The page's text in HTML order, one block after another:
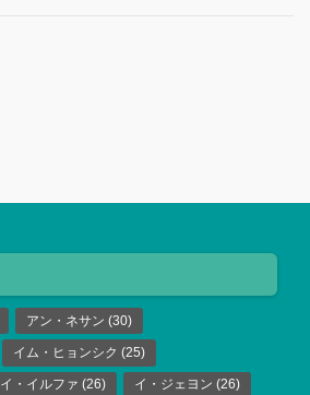
アン・ネサン (30)
イム・ヒョンシク (25)
イ・イルファ (26) イ・ジェヨン (26)